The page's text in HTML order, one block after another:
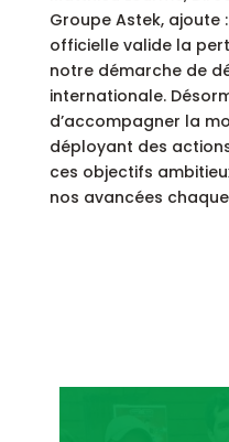
Groupe Astek, ajoute
officielle valide la
notre démarche de
internationale.
d’accompagner la
déployant des
ces objectifs
nos avancées chaque